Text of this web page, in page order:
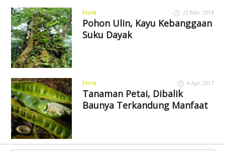
Flora 23 Mar 2018
Pohon Ulin, Kayu Kebanggaan
Suku Dayak
Flora 4 Apr 2017
Tanaman Petai, Dibalik
Baunya Terkandung Manfaat